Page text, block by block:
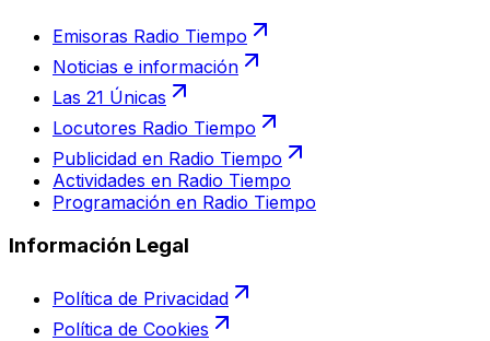
Emisoras Radio Tiempo
Noticias e información
Las 21 Únicas
Locutores Radio Tiempo
Publicidad en Radio Tiempo
Actividades en Radio Tiempo
Programación en Radio Tiempo
Información Legal
Política de Privacidad
Política de Cookies